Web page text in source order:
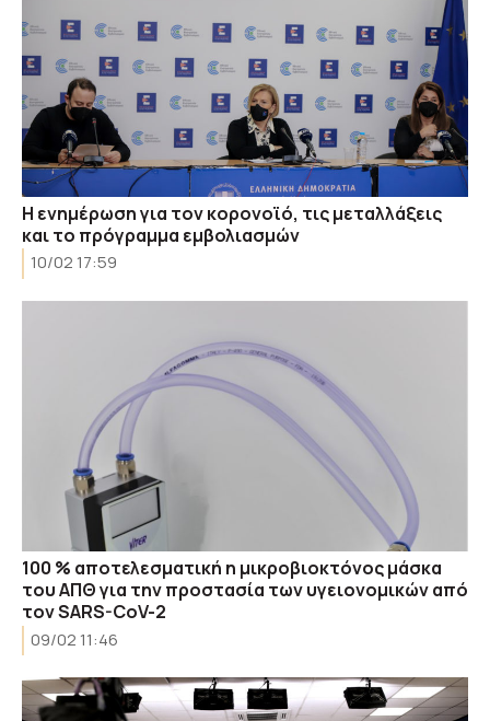
Η ενημέρωση για τον κορονοϊό, τις μεταλλάξεις
και το πρόγραμμα εμβολιασμών
10/02 17:59
100 % αποτελεσματική η μικροβιοκτόνος μάσκα
του ΑΠΘ για την προστασία των υγειονομικών από
τον SARS-CoV-2
09/02 11:46